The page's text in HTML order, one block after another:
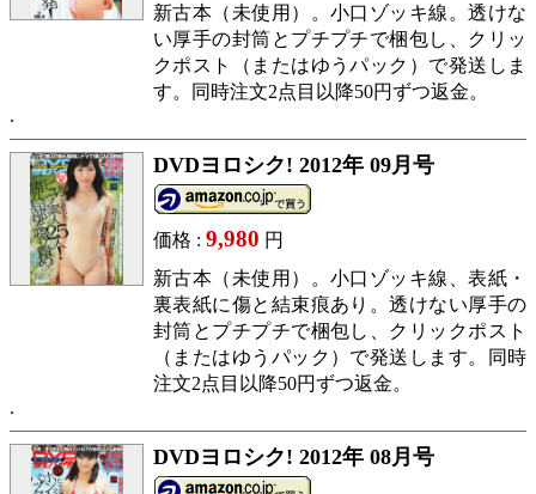
新古本（未使用）。小口ゾッキ線。透けな
い厚手の封筒とプチプチで梱包し、クリッ
クポスト（またはゆうパック）で発送しま
す。同時注文2点目以降50円ずつ返金。
DVDヨロシク! 2012年 09月号
価格 : 9,980 円
新古本（未使用）。小口ゾッキ線、表紙・
裏表紙に傷と結束痕あり。透けない厚手の
封筒とプチプチで梱包し、クリックポスト
（またはゆうパック）で発送します。同時
注文2点目以降50円ずつ返金。
DVDヨロシク! 2012年 08月号